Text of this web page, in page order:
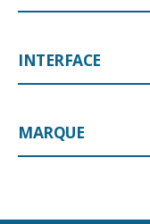
INTERFACE
MARQUE